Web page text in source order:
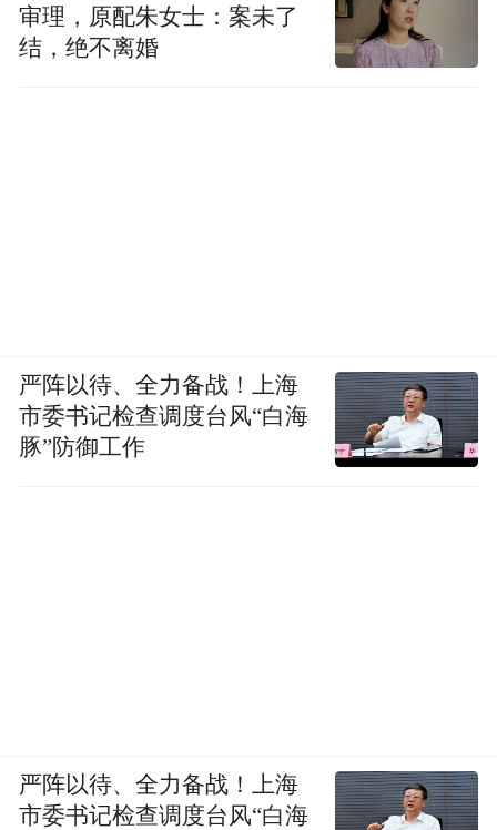
审理，原配朱女士：案未了
结，绝不离婚
严阵以待、全力备战！上海
市委书记检查调度台风“白海
豚”防御工作
严阵以待、全力备战！上海
市委书记检查调度台风“白海